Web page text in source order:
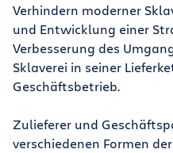
Verhindern moderner
und Entwicklung einer
Verbesserung des
Sklaverei in seiner
Geschäftsbetrieb.
Zulieferer und
verschiedenen Formen